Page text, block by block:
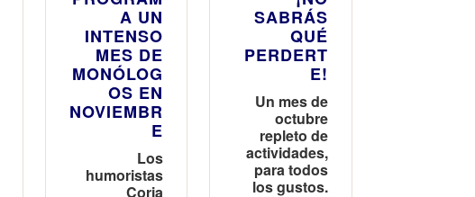
A UN
INTENSO
MES DE
MONÓLOG
OS EN
NOVIEMBR
E
Los
humoristas
Coria
SABRÁS
QUÉ
PERDERT
E!
Un mes de
octubre
repleto de
actividades,
para todos
los gustos.